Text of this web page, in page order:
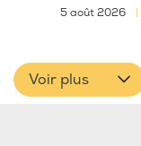
5 août 2026
Voir plus